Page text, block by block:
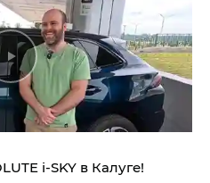
i‑SKY в Калуге!